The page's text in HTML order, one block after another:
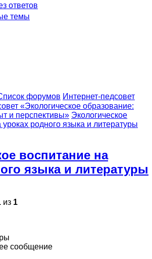
ответов
темы
форумов Интернет-педсовет
«Экологическое образование:
и перспективы» Экологическое
уроках родного языка и литературы
воспитание на
языка и литературы
из 1
сообщение